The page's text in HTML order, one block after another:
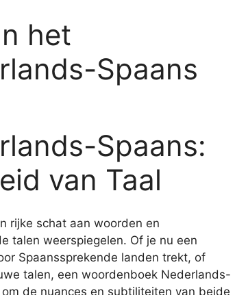
het
Spaans
Spaans:
van Taal
rijke schat aan woorden en
talen weerspiegelen. Of je nu een
Spaanssprekende landen trekt, of
talen, een woordenboek Nederlands-
de nuances en subtiliteiten van beide